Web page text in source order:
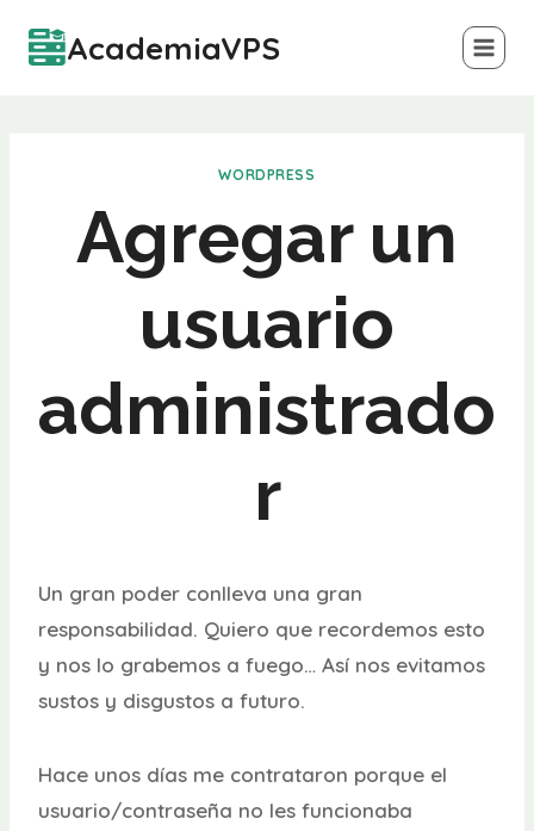
AcademiaVPS
WORDPRESS
Agregar un
usuario
administrado
r
Un gran poder conlleva una gran
responsabilidad. Quiero que recordemos esto
y nos lo grabemos a fuego… Así nos evitamos
sustos y disgustos a futuro.
Hace unos días me contrataron porque el
usuario/contraseña no les funcionaba